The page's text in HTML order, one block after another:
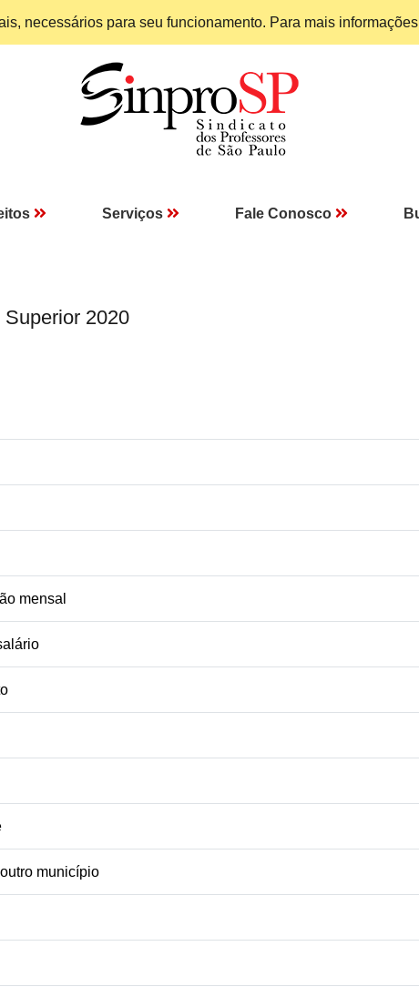
necessários para seu funcionamento. Para mais
Serviços Fale Conosco
2020
mensal
município